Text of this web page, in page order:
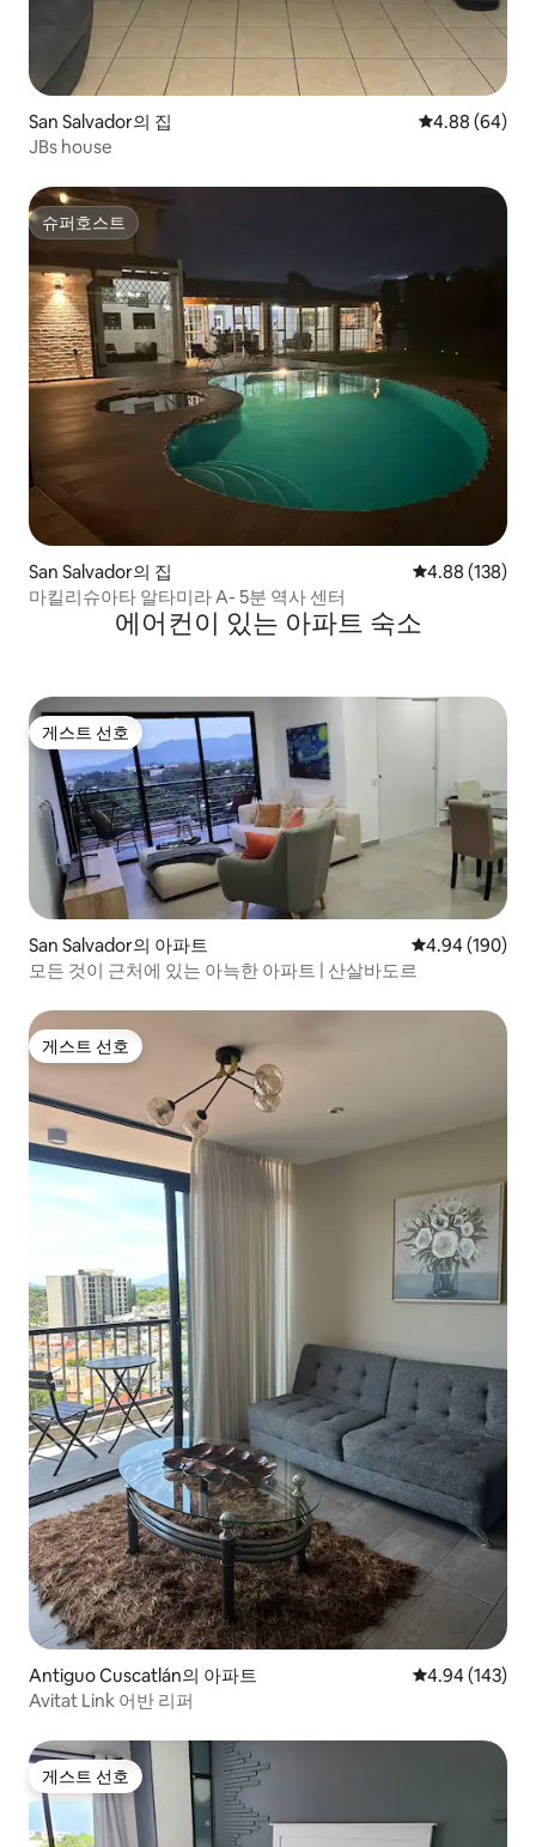
San Salvador의 집 평점 4.88점(5
4.88 (64)
JBs house
슈퍼호스트
슈퍼호스트
San Salvador의 집 평점 4.88점(5
4.88 (138)
마킬리슈아타 알타미라 A- 5분 역사 센터
에어컨이 있는 아파트 숙소
게스트 선호
게스트 선호
San Salvador의 아파트 평점 4.94점(5
4.94 (190)
모든 것이 근처에 있는 아늑한 아파트 | 산살바도르
게스트 선호
게스트 선호
Antiguo Cuscatlán의 아파트 평점 4.94점(5
4.94 (143)
Avitat Link 어반 리퍼
게스트 선호
게스트 선호